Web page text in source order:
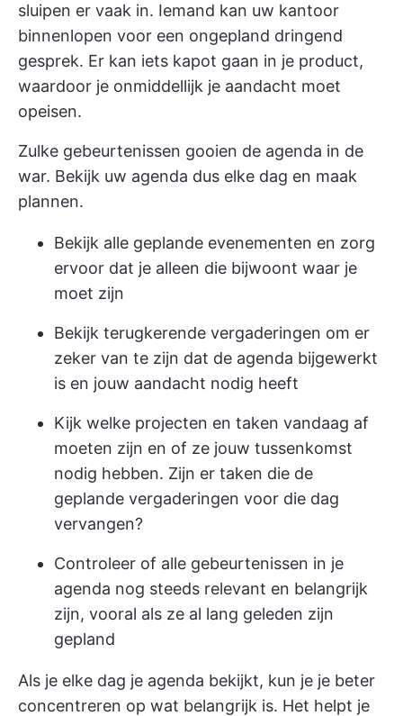
sluipen er vaak in. Iemand kan uw kantoor
binnenlopen voor een ongepland dringend
gesprek. Er kan iets kapot gaan in je product,
waardoor je onmiddellijk je aandacht moet
opeisen.
Zulke gebeurtenissen gooien de agenda in de
war. Bekijk uw agenda dus elke dag en maak
plannen.
Bekijk alle geplande evenementen en zorg
ervoor dat je alleen die bijwoont waar je
moet zijn
Bekijk terugkerende vergaderingen om er
zeker van te zijn dat de agenda bijgewerkt
is en jouw aandacht nodig heeft
Kijk welke projecten en taken vandaag af
moeten zijn en of ze jouw tussenkomst
nodig hebben. Zijn er taken die de
geplande vergaderingen voor die dag
vervangen?
Controleer of alle gebeurtenissen in je
agenda nog steeds relevant en belangrijk
zijn, vooral als ze al lang geleden zijn
gepland
Als je elke dag je agenda bekijkt, kun je je beter
concentreren op wat belangrijk is. Het helpt je